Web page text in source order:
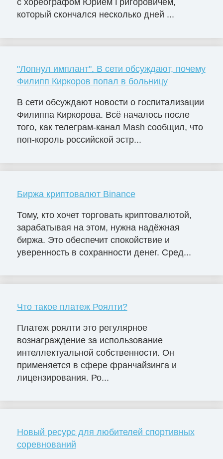
с хореографом Юрием Григоровичем,
который скончался несколько дней ...
"Лопнул имплант". В сети обсуждают, почему
Филипп Киркоров попал в больницу
В сети обсуждают новости о госпитализации
Филиппа Киркорова. Всё началось после
того, как телеграм-канал Mash сообщил, что
поп-король российской эстр...
Биржа криптовалют Binance
Тому, кто хочет торговать криптовалютой,
зарабатывая на этом, нужна надёжная
биржа. Это обеспечит спокойствие и
уверенность в сохранности денег. Сред...
Что такое платеж Роялти?
Платеж роялти это регулярное
вознаграждение за использование
интеллектуальной собственности. Он
применяется в сфере франчайзинга и
лицензирования. Ро...
Новый ресурс для любителей спортивных
соревнований